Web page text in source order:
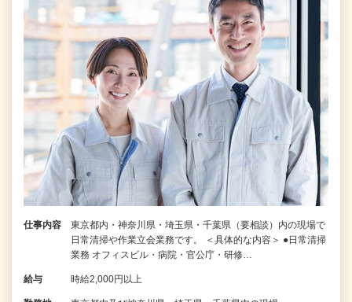
仕事内容
東京都内・神奈川県・埼玉県・千葉県（要相談）内の現場で
日常清掃や作業立会業務です。 ＜具体的な内容＞ ●日常清掃
業務 オフィスビル・病院・官公庁・研修…
給与 時給2,000円以上